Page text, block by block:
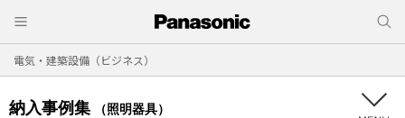
電気・建築設備（ビジネス）
納入事例集 （照明器具）